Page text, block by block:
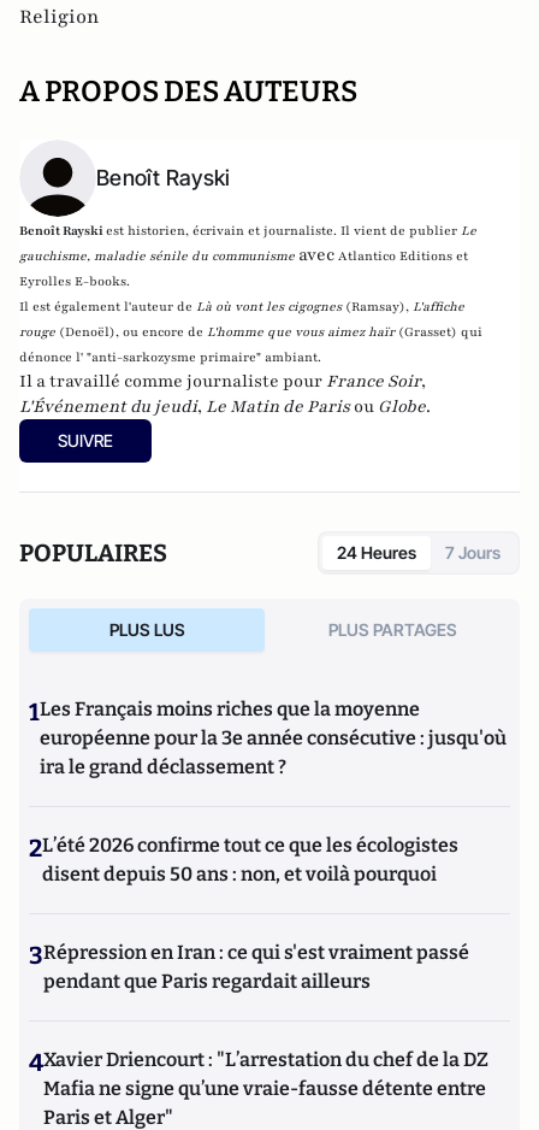
Religion
A PROPOS DES AUTEURS
Benoît Rayski
Benoît Rayskiest historien, écrivain et journaliste. Il vient de publier Le
gauchisme, maladie sénile du communisme avec Atlantico Editions et
Eyrolles E-books.
Il est également l'auteur de Là où vont les cigognes (Ramsay), L'affiche
rouge (Denoël), ou encore de L'homme que vous aimez haïr (Grasset) qui
dénonce l' "anti-sarkozysme primaire" ambiant.
Il a travaillé comme journaliste pour France Soir,
L'Événement du jeudi, Le Matin de Parisou Globe.
SUIVRE
POPULAIRES 24 Heures 7 Jours
PLUS LUS PLUS PARTAGES
1Les Français moins riches que la moyenne
européenne pour la 3e année consécutive : jusqu'où
ira le grand déclassement ?
2L’été 2026 confirme tout ce que les écologistes
disent depuis 50 ans : non, et voilà pourquoi
3Répression en Iran : ce qui s'est vraiment passé
pendant que Paris regardait ailleurs
4Xavier Driencourt : "L’arrestation du chef de la DZ
Mafia ne signe qu’une vraie-fausse détente entre
Paris et Alger"